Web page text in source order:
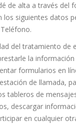
de alta a través del
los siguientes datos
del tratamiento de
la
formularios en
de llamada,
tableros de
descargar
en cualquier